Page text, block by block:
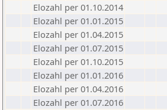
Elozahl per 01.10.2014
Elozahl per 01.01.2015
Elozahl per 01.04.2015
Elozahl per 01.07.2015
Elozahl per 01.10.2015
Elozahl per 01.01.2016
Elozahl per 01.04.2016
Elozahl per 01.07.2016